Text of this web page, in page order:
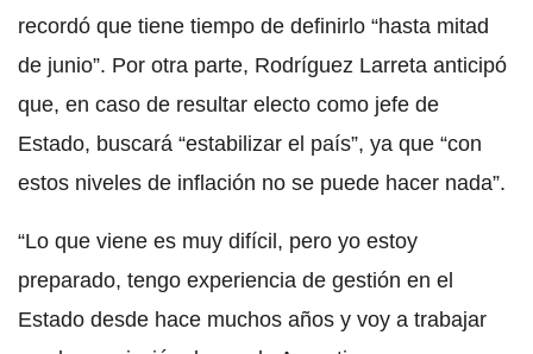
recordó que tiene tiempo de definirlo “hasta mitad
de junio”. Por otra parte, Rodríguez Larreta anticipó
que, en caso de resultar electo como jefe de
Estado, buscará “estabilizar el país”, ya que “con
estos niveles de inflación no se puede hacer nada”.
“Lo que viene es muy difícil, pero yo estoy
preparado, tengo experiencia de gestión en el
Estado desde hace muchos años y voy a trabajar